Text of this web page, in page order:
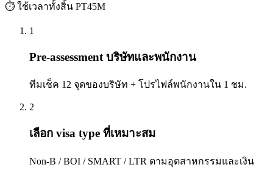
⏱ ใช้เวลาทั้งสิ้น PT45M
1
Pre-assessment บริษัทและพนักงาน
ทีมเช็ค 12 จุดของบริษัท + โปรไฟล์พนักงานใน 1 ชม.
2
เลือก visa type ที่เหมาะสม
Non-B / BOI / SMART / LTR ตามอุตสาหกรรมและเงิน